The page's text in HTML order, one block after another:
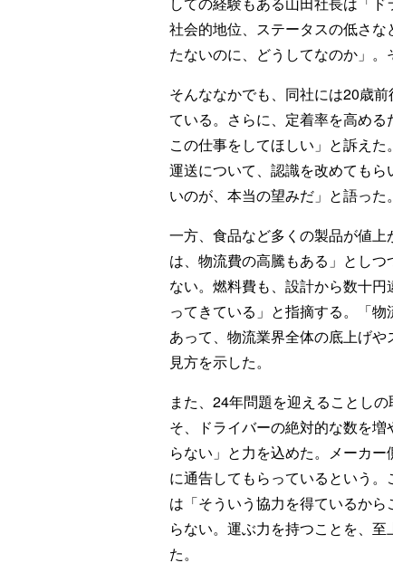
社会的地位、ステータスの低さ
たないのに、どうしてなのか」。
そんななかでも、同社には20歳
ている。さらに、定着率を高める
この仕事をしてほしい」と訴え
運送について、認識を改めても
いのが、本当の望みだ」と語った。
一方、食品など多くの製品が値
は、物流費の高騰もある」とし
ない。燃料費も、設計から数十
ってきている」と指摘する。「
あって、物流業界全体の底上げ
見方を示した。
また、24年問題を迎えることし
そ、ドライバーの絶対的な数を
らない」と力を込めた。メーカ
に通告してもらっているという
は「そういう協力を得ているか
らない。運ぶ力を持つことを、
た。